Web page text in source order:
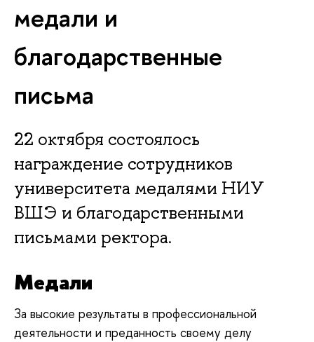
медали и
благодарственные
письма
22 октября состоялось
награждение сотрудников
университета медалями НИУ
ВШЭ и благодарственными
письмами ректора.
Медали
За высокие результаты в профессиональной
деятельности и преданность своему делу